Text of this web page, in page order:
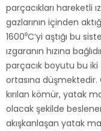
parçacıkları hareketli
gazlarının içinden
1600⁰C’yi aştığı bu
ızgaranın hızına
parçacık boyutu bu
ortasına düşmektedir.
kırılan kömür, yatak
olacak şekilde
akışkanlaşan yatak